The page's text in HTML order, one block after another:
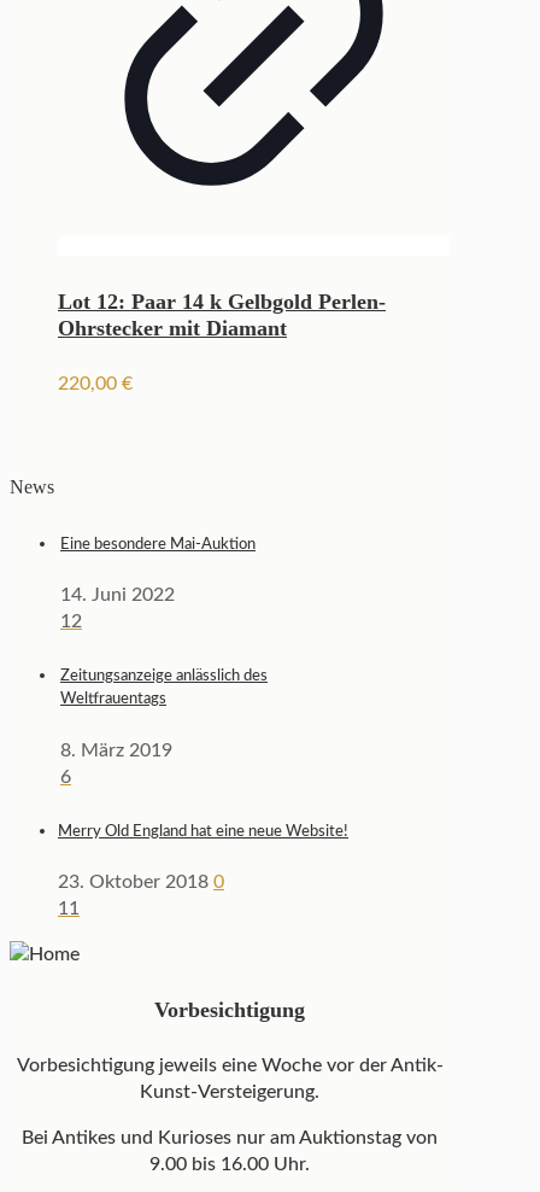
Lot 12: Paar 14 k Gelbgold Perlen-
Ohrstecker mit Diamant
220,00 €
News
Eine besondere Mai-Auktion
14. Juni 2022
12
Zeitungsanzeige anlässlich des
Weltfrauentags
8. März 2019
6
Merry Old England hat eine neue Website!
23. Oktober 2018 0
11
Vorbesichtigung
Vorbesichtigung jeweils eine Woche vor der Antik-
Kunst-Versteigerung.
Bei Antikes und Kurioses nur am Auktionstag von
9.00 bis 16.00 Uhr.